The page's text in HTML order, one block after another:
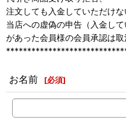
注文しても入金していただけな
当店への虚偽の申告（入金して
があった会員様の会員承認は
お名前 [必須]